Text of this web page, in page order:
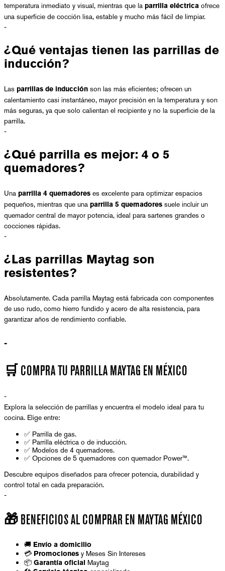
temperatura inmediato y visual, mientras que la parrilla eléctrica ofrece
una superficie de cocción lisa, estable y mucho más fácil de limpiar.
-
¿Qué ventajas tienen las parrillas de
inducción?
Las parrillas de inducción son las más eficientes; ofrecen un
calentamiento casi instantáneo, mayor precisión en la temperatura y son
más seguras, ya que solo calientan el recipiente y no la superficie de la
parrilla.
-
¿Qué parrilla es mejor: 4 o 5
quemadores?
Una parrilla 4 quemadores es excelente para optimizar espacios
pequeños, mientras que una parrilla 5 quemadores suele incluir un
quemador central de mayor potencia, ideal para sartenes grandes o
cocciones rápidas.
-
¿Las parrillas Maytag son
resistentes?
Absolutamente. Cada parrilla Maytag está fabricada con componentes
de uso rudo, como hierro fundido y acero de alta resistencia, para
garantizar años de rendimiento confiable.
-
🛒 COMPRA TU PARRILLA MAYTAG EN MÉXICO
-
Explora la selección de parrillas y encuentra el modelo ideal para tu
cocina. Elige entre:
✅ Parrilla de gas.
✅ Parrilla eléctrica o de inducción.
✅ Modelos de 4 quemadores.
✅ Opciones de 5 quemadores con quemador Power™.
Descubre equipos diseñados para ofrecer potencia, durabilidad y
control total en cada preparación.
-
🎁 BENEFICIOS AL COMPRAR EN MAYTAG MÉXICO
🚚 Envío a domicilio
💳 Promociones y Meses Sin Intereses
📦 Garantía oficial Maytag